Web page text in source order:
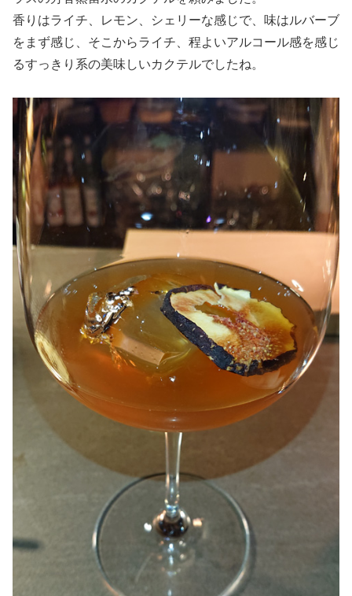
香りはライチ、レモン、シェリーな感じで、味はルバーブ
をまず感じ、そこからライチ、程よいアルコール感を感じ
るすっきり系の美味しいカクテルでしたね。